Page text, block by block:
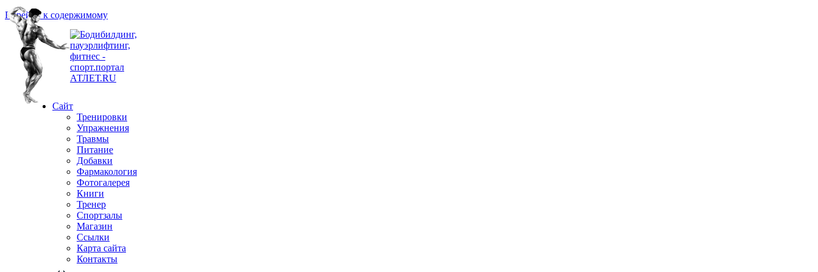
Перейти к содержимому
Сайт
Тренировки
Упражнения
Травмы
Питание
Добавки
Фармакология
Фотогалерея
Книги
Тренер
Спортзалы
Магазин
Ссылки
Карта сайта
Контакты